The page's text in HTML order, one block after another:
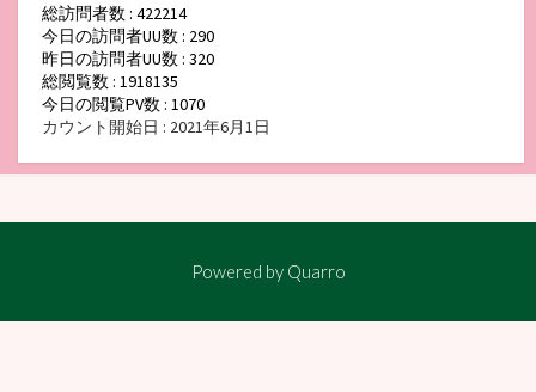
総訪問者数 : 422214
今日の訪問者UU数 : 290
昨日の訪問者UU数 : 320
総閲覧数 : 1918135
今日の閲覧PV数 : 1070
カウント開始日 : 2021年6月1日
Powered by Quarro